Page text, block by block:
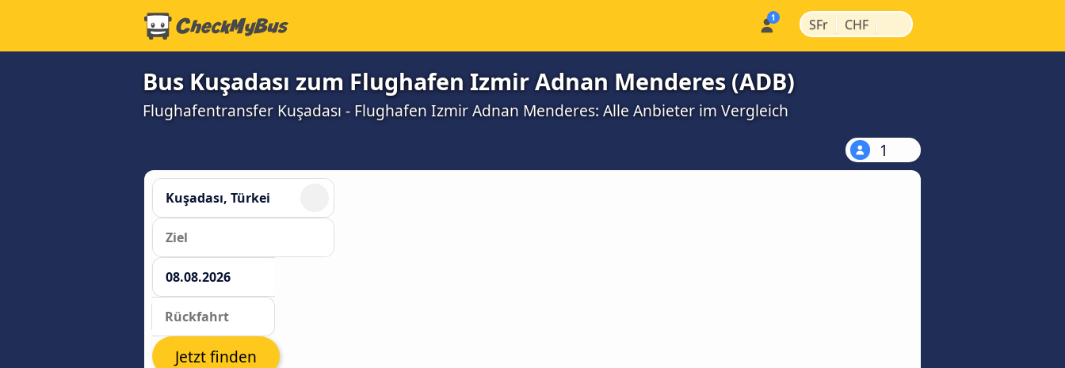
SFr | CHF |
Bus Kuşadası zum Flughafen Izmir Adnan Menderes (ADB)
Flughafentransfer Kuşadası - Flughafen Izmir Adnan Menderes: Alle Anbieter im Vergleich
1
Jetzt finden